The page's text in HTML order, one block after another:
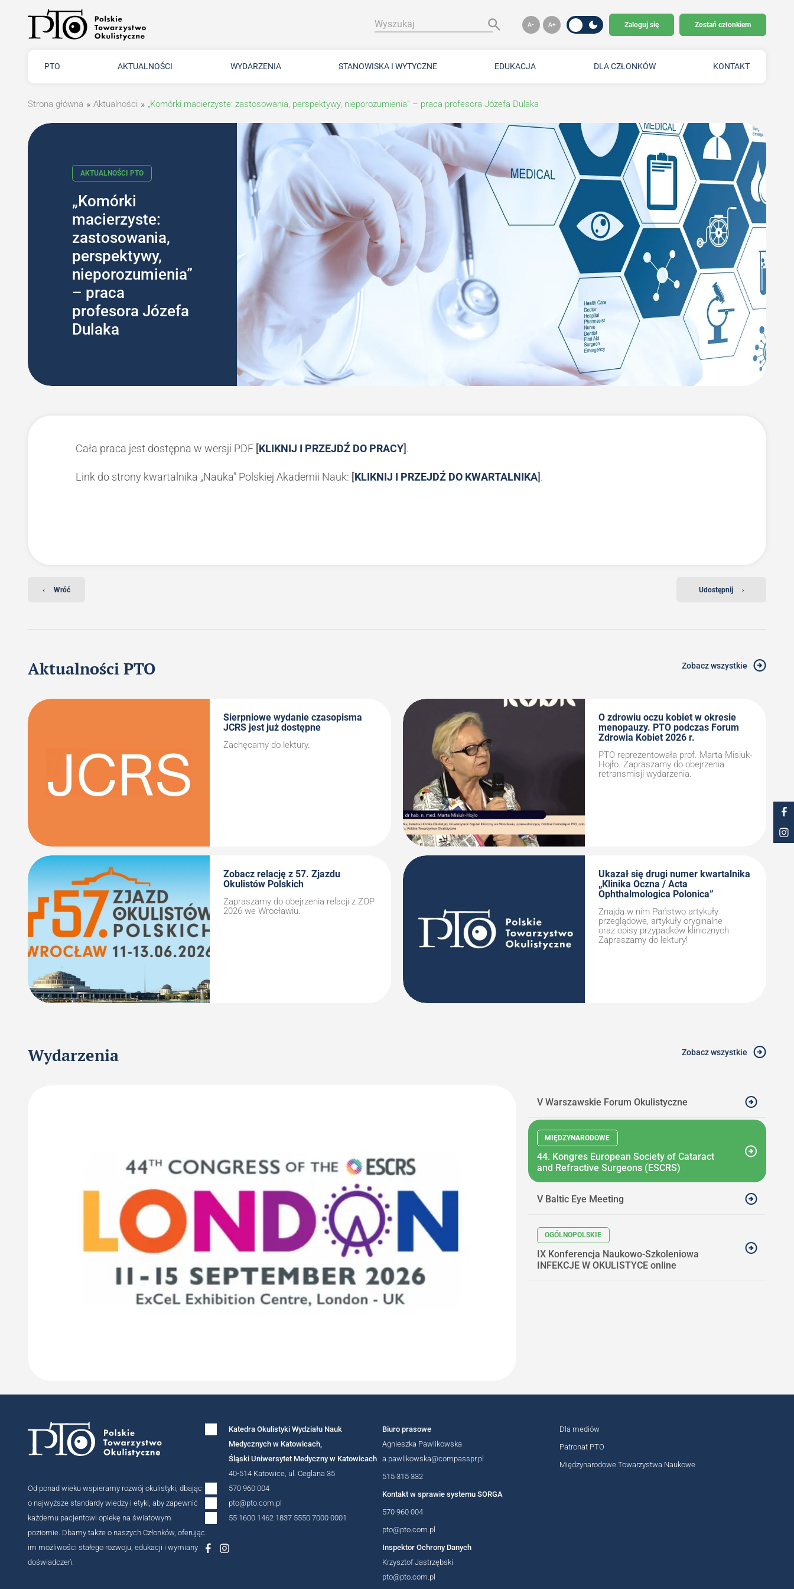
Wyszukaj Zaloguj się Zostań członkiem
PTO AKTUALNOŚCI WYDARZENIA STANOWISKA I WYTYCZNE EDUKACJA DLA CZŁONKÓW KONTAKT
Strona główna » Aktualności » „Komórki macierzyste: zastosowania, perspektywy, nieporozumienia” – praca profesora Józefa Dulaka
AKTUALNOŚCI PTO
„Komórki
macierzyste:
zastosowania,
perspektywy,
nieporozumienia”
– praca
profesora Józefa
Dulaka
Cała praca jest dostępna w wersji PDF [KLIKNIJ I PRZEJDŹ DO PRACY].
Link do strony kwartalnika „Nauka” Polskiej Akademii Nauk: [KLIKNIJ I PRZEJDŹ DO KWARTALNIKA].
‹ Wróć Udostępnij ›
Aktualności PTO Zobacz wszystkie
Sierpniowe wydanie czasopisma
JCRS jest już dostępne
Zachęcamy do lektury.
O zdrowiu oczu kobiet w okresie
menopauzy. PTO podczas Forum
Zdrowia Kobiet 2026 r.
PTO reprezentowała prof. Marta Misiuk-
Hojło. Zapraszamy do obejrzenia
retransmisji wydarzenia.
Zobacz relację z 57. Zjazdu
Okulistów Polskich
Zapraszamy do obejrzenia relacji z ZOP
2026 we Wrocławiu.
Ukazał się drugi numer kwartalnika
„Klinika Oczna / Acta
Ophthalmologica Polonica”
Znajdą w nim Państwo artykuły
przeglądowe, artykuły oryginalne
oraz opisy przypadków klinicznych.
Zapraszamy do lektury!
Wydarzenia Zobacz wszystkie
V Warszawskie Forum Okulistyczne
44. Kongres European Society of Cataract
and Refractive Surgeons (ESCRS)
V Baltic Eye Meeting
IX Konferencja Naukowo-Szkoleniowa
INFEKCJE W OKULISTYCE online
Od ponad wieku wspieramy rozwój okulistyki, dbając
o najwyższe standardy wiedzy i etyki, aby zapewnić
każdemu pacjentowi opiekę na światowym
poziomie. Dbamy także o naszych Członków, oferując
im możliwości stałego rozwoju, edukacji i wymiany
doświadczeń.
Katedra Okulistyki Wydziału Nauk
Medycznych w Katowicach,
Śląski Uniwersytet Medyczny w Katowicach
40-514 Katowice, ul. Ceglana 35
570 960 004
pto@pto.com.pl
55 1600 1462 1837 5550 7000 0001
Biuro prasowe
Agnieszka Pawlikowska
a.pawlikowska@compasspr.pl
515 315 332
Kontakt w sprawie systemu SORGA
570 960 004
pto@pto.com.pl
Inspektor Ochrony Danych
Krzysztof Jastrzębski
pto@pto.com.pl
Dla mediów
Patronat PTO
Międzynarodowe Towarzystwa Naukowe